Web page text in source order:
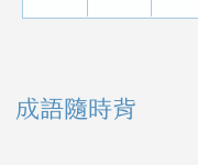
成語隨時背